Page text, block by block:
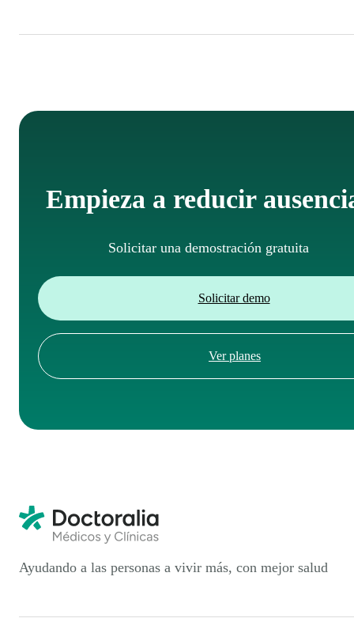
Sí, todos nuestros servicios y herramientas cumplen con
Empieza a reducir
Solicitar una demostración gratuita
Solicitar demo
Ver planes
Ayudando a las personas a vivir más, con mejor salud